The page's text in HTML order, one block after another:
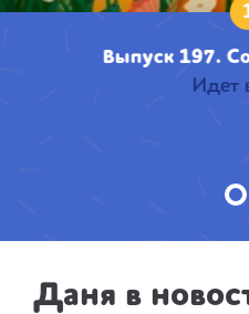
Выпуск 197.
Идет
Даня в